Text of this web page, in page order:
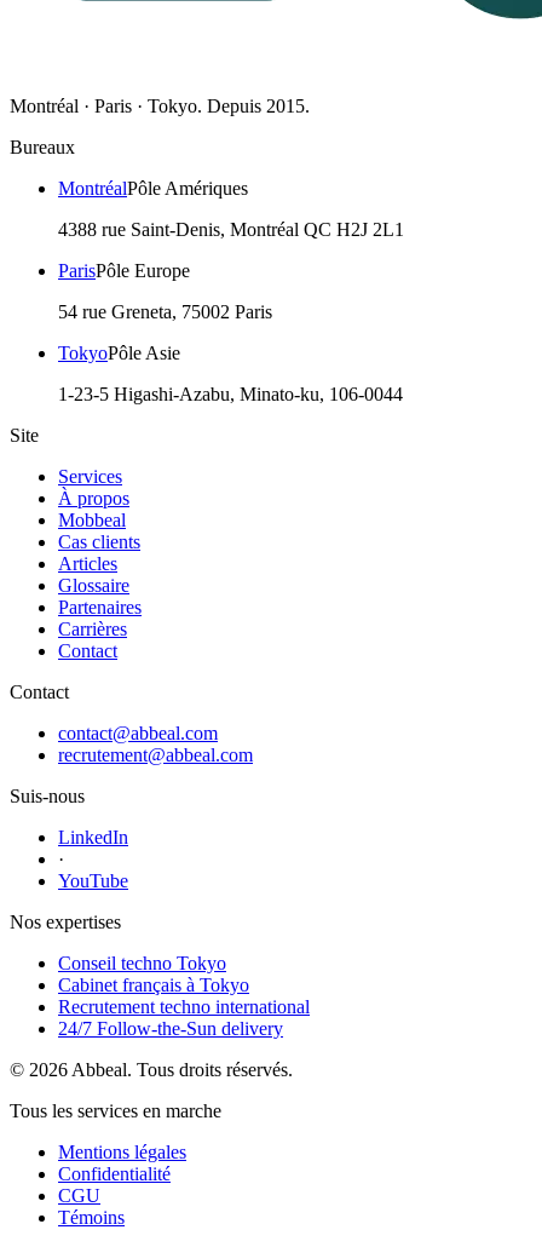
Montréal · Paris · Tokyo. Depuis 2015.
Bureaux
MontréalPôle Amériques
4388 rue Saint-Denis, Montréal QC H2J 2L1
ParisPôle Europe
54 rue Greneta, 75002 Paris
TokyoPôle Asie
1-23-5 Higashi-Azabu, Minato-ku, 106-0044
Site
Services
À propos
Mobbeal
Cas clients
Articles
Glossaire
Partenaires
Carrières
Contact
Contact
contact@abbeal.com
recrutement@abbeal.com
Suis-nous
LinkedIn
·
YouTube
Nos expertises
Conseil techno Tokyo
Cabinet français à Tokyo
Recrutement techno international
24/7 Follow-the-Sun delivery
© 2026 Abbeal. Tous droits réservés.
Tous les services en marche
Mentions légales
Confidentialité
CGU
Témoins